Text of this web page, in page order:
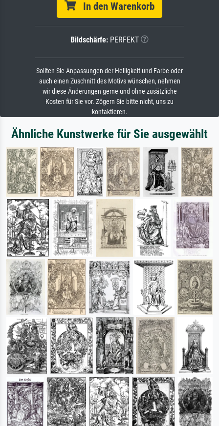
In den Warenkorb
Bildschärfe: PERFEKT
Sollten Sie Anpassungen der Helligkeit und Farbe oder
auch einen Zuschnitt des Motivs wünschen, nehmen
wir diese Änderungen gerne und ohne zusätzliche
Kosten für Sie vor. Zögern Sie bitte nicht, uns zu
kontaktieren.
Ähnliche Kunstwerke für Sie ausgewählt